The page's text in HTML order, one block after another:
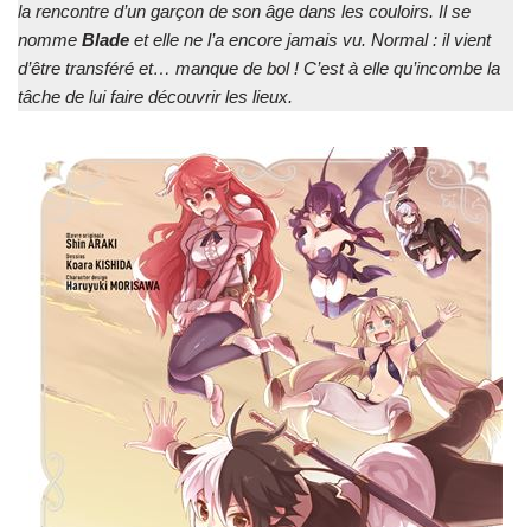
la rencontre d’un garçon de son âge dans les couloirs. Il se
nomme Blade et elle ne l’a encore jamais vu. Normal : il vient
d’être transféré et… manque de bol ! C’est à elle qu’incombe la
tâche de lui faire découvrir les lieux.